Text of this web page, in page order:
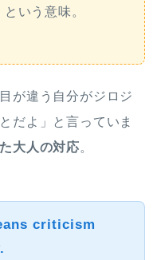
という意味。
が違う自分がジロジ
だよ」と言っていま
大人の対応。
criticism
.